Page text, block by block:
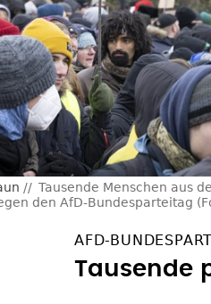
Tausende Menschen aus
den AfD-Bundesparteitag
AFD-
Tausende